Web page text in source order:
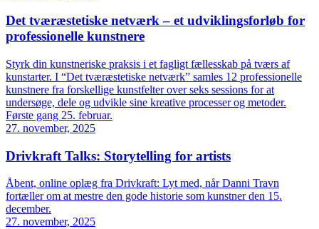
Det tværæstetiske netværk – et udviklingsforløb for
professionelle kunstnere
Styrk din kunstneriske praksis i et fagligt fællesskab på tværs af
kunstarter. I “Det tværæstetiske netværk” samles 12 professionelle
kunstnere fra forskellige kunstfelter over seks sessions for at
undersøge, dele og udvikle sine kreative processer og metoder.
Første gang 25. februar.
27. november, 2025
Drivkraft Talks: Storytelling for artists
Åbent, online oplæg fra Drivkraft: Lyt med, når Danni Travn
fortæller om at mestre den gode historie som kunstner den 15.
december.
27. november, 2025